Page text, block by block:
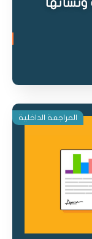
المراجعة الداخلية